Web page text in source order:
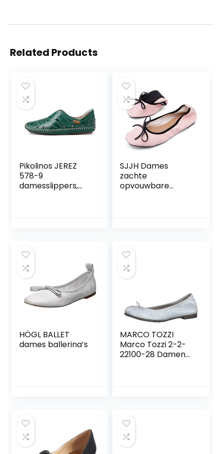
Related Products
Pikolinos JEREZ
578-9
damesslippers,
SJJH Dames
zachte
opvouwbare
HÖGL BALLET
dames ballerina’s
MARCO TOZZI
Marco Tozzi 2-2-
22100-28 Damen